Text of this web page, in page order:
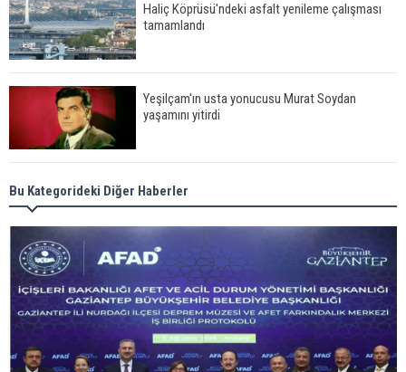
Haliç Köprüsü'ndeki asfalt yenileme çalışması
tamamlandı
Yeşilçam'ın usta yonucusu Murat Soydan
yaşamını yitirdi
Meral Akşener ile Müsavat Dervişoğlu cenazede
görüntülendi
29 Mayıs okullar tatil mi?
Bilim kurgu gerçekleşiyor... Dondurulmuş
Bu Kategorideki Diğer Haberler